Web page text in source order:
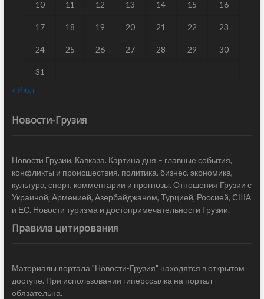
10 11 12 13 14 15 16
17 18 19 20 21 22 23
24 25 26 27 28 29 30
31
« Июл
Новости-Грузия
Новости Грузии, Кавказа. Картина дня – главные события,
конфликты и происшествия, политика, бизнес, экономика,
культура, спорт, комментарии и прогнозы. Отношения Грузии с
Украиной, Арменией, Азербайджаном, Турцией, Россией, США
и ЕС. Новости туризма и достопримечательности Грузии.
Правила цитирования
Материалы портала "Новости-Грузия" находятся в открытом
доступе. При использовании гиперссылка на портал
обязательна.